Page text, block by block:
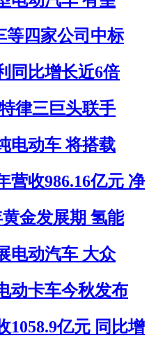
等四家公司中标
同比增长近6倍
律三巨头联手
电动车 将搭载
营收986.16亿元 净
金发展期 氢能
电动汽车 大众
动卡车今秋发布
1058.9亿元 同比增